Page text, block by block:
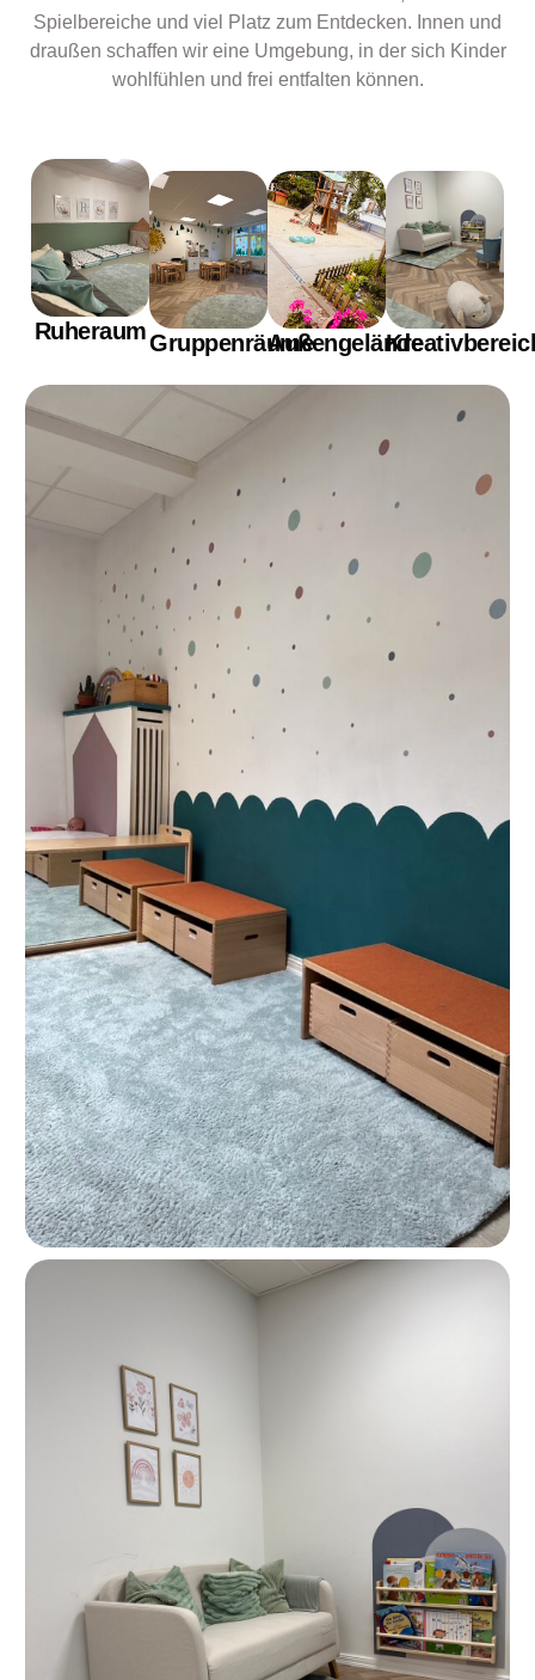
Spielbereiche und viel Platz zum Entdecken. Innen und
draußen schaffen wir eine Umgebung, in der sich Kinder
wohlfühlen und frei entfalten können.
RuheraumGruppenräumeAußengelände